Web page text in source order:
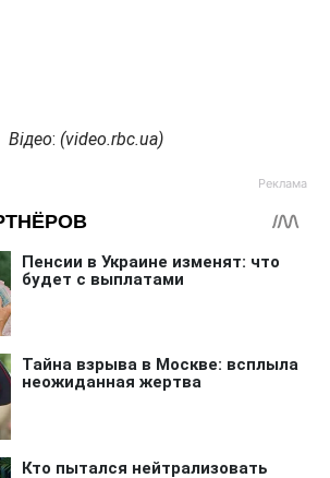
Відео: (video.rbc.ua)